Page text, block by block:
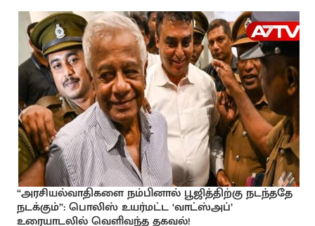
“அரசியல்வாதிகளை நம்பினால் பூஜித்திற்கு நடந்ததே
நடக்கும்”: பொலிஸ் உயர்மட்ட ‘வாட்ஸ்அப்’
உரையாடலில் வெளிவந்த தகவல்!